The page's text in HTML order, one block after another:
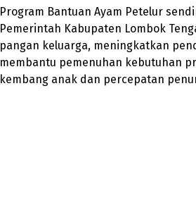
Program Bantuan Ayam Petelur
Pemerintah Kabupaten Lombok
pangan keluarga, meningkatkan
membantu pemenuhan kebutuhan
kembang anak dan percepatan